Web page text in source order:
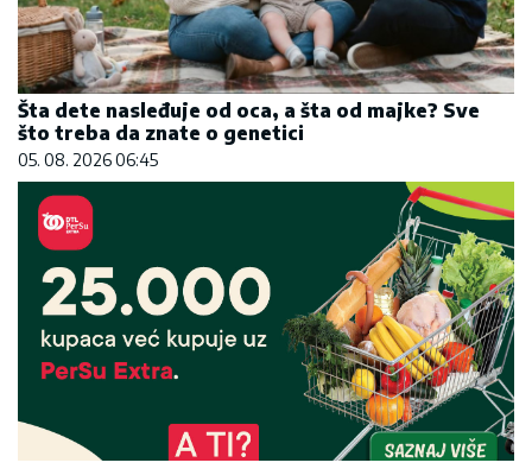
Šta dete nasleđuje od oca, a šta od majke? Sve
što treba da znate o genetici
05. 08. 2026 06:45